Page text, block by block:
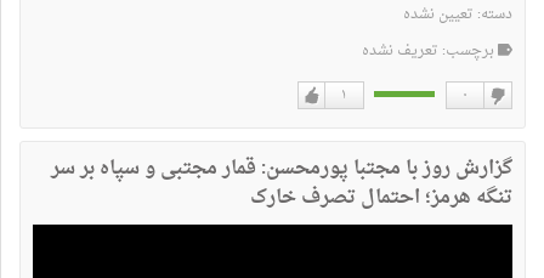
دسته: تعیین نشده
برچسب: تعریف نشده
۱ ۰
گزارش روز با مجتبا پورمحسن: قمار مجتبی و سپاه بر سر
تنگه هرمز؛ احتمال تصرف خارک